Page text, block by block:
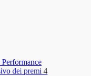
dei premi 4